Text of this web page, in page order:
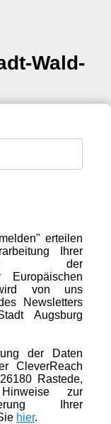
Wald-
erteilen
Ihrer
der
Europäischen
von uns
Newsletters
Augsburg
der Daten
CleverReach
Rastede,
Hinweise zur
Ihrer
hier.